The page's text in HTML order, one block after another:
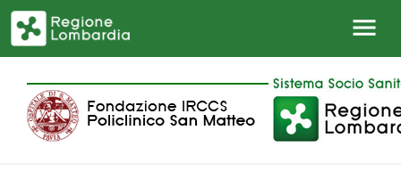
Salta al contenuto principale